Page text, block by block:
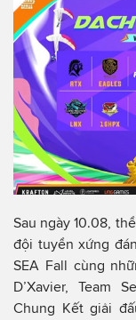
Sau ngày 10.08,
đội tuyển xứng
SEA Fall cùng
D’Xavier, Team
Chung Kết giải